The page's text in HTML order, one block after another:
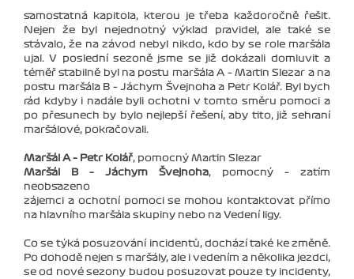
samostatná kapitola, kterou je třeba každoročně řešit.
Nejen že byl nejednotný výklad pravidel, ale také se
stávalo, že na závod nebyl nikdo, kdo by se role maršála
ujal. V poslední sezoně jsme se již dokázali domluvit a
téměř stabilně byl na postu maršála A – Martin Slezar a na
postu maršála B – Jáchym Švejnoha a Petr Kolář. Byl bych
rád kdyby i nadále byli ochotni v tomto směru pomoci a
po přesunech by bylo nejlepší řešení, aby tito, již sehraní
maršálové, pokračovali.
Maršál A – Petr Kolář, pomocný Martin Slezar
Maršál B – Jáchym Švejnoha, pomocný – zatím
neobsazeno
zájemci a ochotní pomoci se mohou kontaktovat přímo
na hlavního maršála skupiny nebo na Vedení ligy.
Co se týká posuzování incidentů, dochází také ke změně.
Po dohodě nejen s maršály, ale i vedením a několika jezdci,
se od nové sezony budou posuzovat pouze ty incidenty,